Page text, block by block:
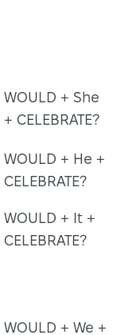
WOULD + She
+ CELEBRATE?
WOULD + He +
CELEBRATE?
WOULD + It +
CELEBRATE?
WOULD + We +